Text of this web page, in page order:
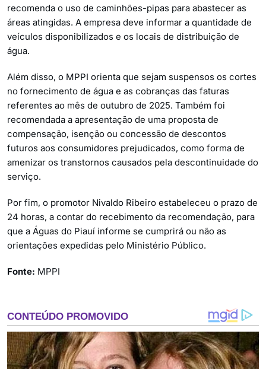
recomenda o uso de caminhões-pipas para abastecer as
áreas atingidas. A empresa deve informar a quantidade de
veículos disponibilizados e os locais de distribuição de
água.
Além disso, o MPPI orienta que sejam suspensos os cortes
no fornecimento de água e as cobranças das faturas
referentes ao mês de outubro de 2025. Também foi
recomendada a apresentação de uma proposta de
compensação, isenção ou concessão de descontos
futuros aos consumidores prejudicados, como forma de
amenizar os transtornos causados pela descontinuidade do
serviço.
Por fim, o promotor Nivaldo Ribeiro estabeleceu o prazo de
24 horas, a contar do recebimento da recomendação, para
que a Águas do Piauí informe se cumprirá ou não as
orientações expedidas pelo Ministério Público.
Fonte: MPPI